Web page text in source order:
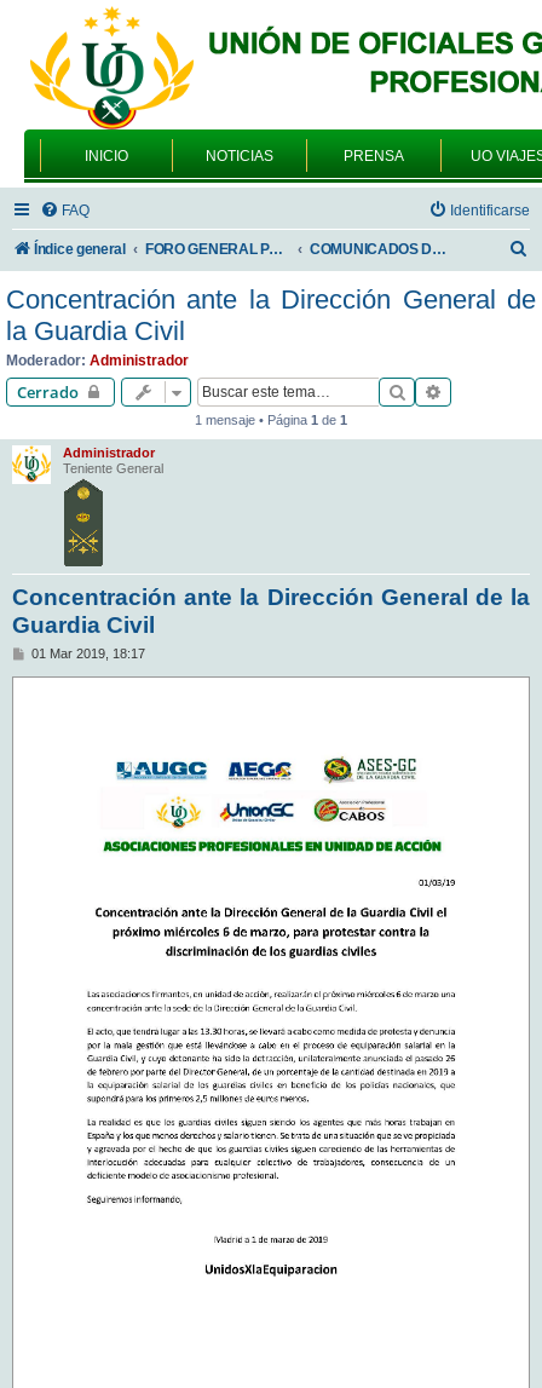
INICIO NOTICIAS PRENSA UO
FAQ Identificarse
Índice general FORO GENERAL PARA TODOS LOS USUARIOS COMUNICADOS DE LA UNIÓN DE OFICIALES
s
Concentración ante la Dirección General de
la Guardia Civil
Moderador: Administrador
Cerrado Buscar
1 mensaje • Página 1 de 1
Administrador
Teniente General
Concentración ante la Dirección General de la
Guardia Civil
M
01 Mar 2019, 18:17